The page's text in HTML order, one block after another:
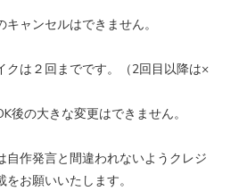
ャンセルはできません。
クは２回までです。（2回目以降は×
後の大きな変更はできません。
自作発言と間違われないようクレジ
をお願いいたします。